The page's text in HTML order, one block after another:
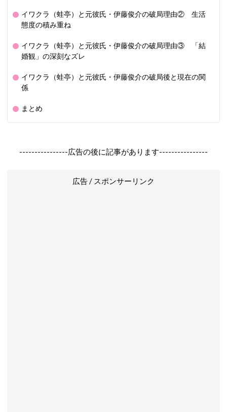
イワクラ（蛙亭）と元彼氏・伊藤俊介の破局理由② 生活
態度の積み重ね
イワクラ（蛙亭）と元彼氏・伊藤俊介の破局理由③ 「結
婚観」の深刻なズレ
イワクラ（蛙亭）と元彼氏・伊藤俊介の破局後と現在の関
係
まとめ
----------------広告の後に記事があります----------------
広告 / スポンサーリンク